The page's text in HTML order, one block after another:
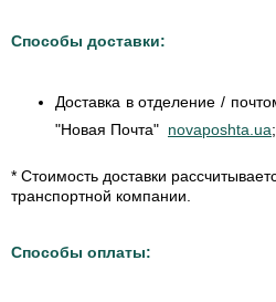
Способы доставки:
Доставка в отделение /
"Новая Почта" novaposhta.ua;
* Стоимость доставки
транспортной компании.
Способы оплаты: